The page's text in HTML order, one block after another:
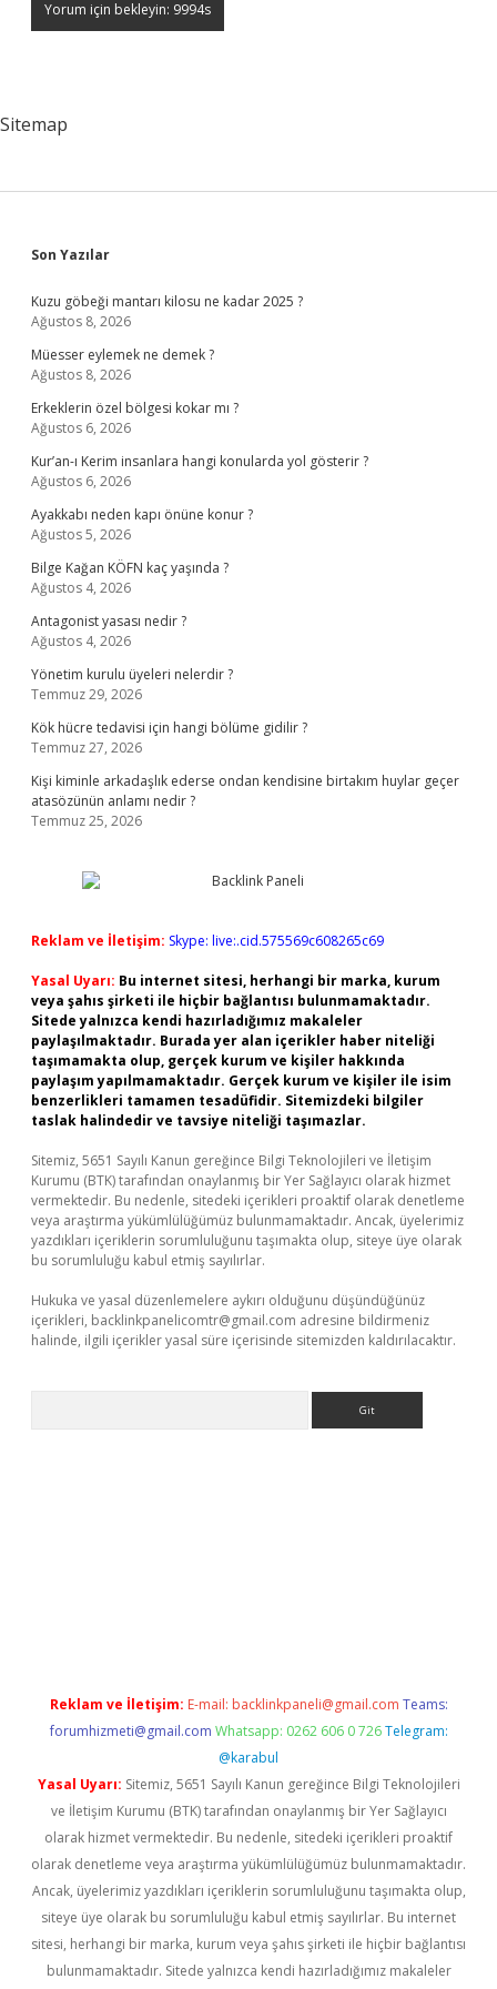
Sitemap
Sidebar
Son Yazılar
Kuzu göbeği mantarı kilosu ne kadar 2025 ?
Ağustos 8, 2026
Müesser eylemek ne demek ?
Ağustos 8, 2026
Erkeklerin özel bölgesi kokar mı ?
Ağustos 6, 2026
Kur’an-ı Kerim insanlara hangi konularda yol gösterir ?
Ağustos 6, 2026
Ayakkabı neden kapı önüne konur ?
Ağustos 5, 2026
Bilge Kağan KÖFN kaç yaşında ?
Ağustos 4, 2026
Antagonist yasası nedir ?
Ağustos 4, 2026
Yönetim kurulu üyeleri nelerdir ?
Temmuz 29, 2026
Kök hücre tedavisi için hangi bölüme gidilir ?
Temmuz 27, 2026
Kişi kiminle arkadaşlık ederse ondan kendisine birtakım huylar geçer
atasözünün anlamı nedir ?
Temmuz 25, 2026
Reklam ve İletişim: Skype: live:.cid.575569c608265c69
Yasal Uyarı: Bu internet sitesi, herhangi bir marka, kurum
veya şahıs şirketi ile hiçbir bağlantısı bulunmamaktadır.
Sitede yalnızca kendi hazırladığımız makaleler
paylaşılmaktadır. Burada yer alan içerikler haber niteliği
taşımamakta olup, gerçek kurum ve kişiler hakkında
paylaşım yapılmamaktadır. Gerçek kurum ve kişiler ile isim
benzerlikleri tamamen tesadüfidir. Sitemizdeki bilgiler
taslak halindedir ve tavsiye niteliği taşımazlar.
Sitemiz, 5651 Sayılı Kanun gereğince Bilgi Teknolojileri ve İletişim
Kurumu (BTK) tarafından onaylanmış bir Yer Sağlayıcı olarak hizmet
vermektedir. Bu nedenle, sitedeki içerikleri proaktif olarak denetleme
veya araştırma yükümlülüğümüz bulunmamaktadır. Ancak, üyelerimiz
yazdıkları içeriklerin sorumluluğunu taşımakta olup, siteye üye olarak
bu sorumluluğu kabul etmiş sayılırlar.
Hukuka ve yasal düzenlemelere aykırı olduğunu düşündüğünüz
içerikleri, backlinkpanelicomtr@gmail.com adresine bildirmeniz
halinde, ilgili içerikler yasal süre içerisinde sitemizden kaldırılacaktır.
Reklam ve İletişim: E-mail: backlinkpaneli@gmail.com Teams:
forumhizmeti@gmail.com Whatsapp: 0262 606 0 726 Telegram:
@karabul
Yasal Uyarı: Sitemiz, 5651 Sayılı Kanun gereğince Bilgi Teknolojileri
ve İletişim Kurumu (BTK) tarafından onaylanmış bir Yer Sağlayıcı
olarak hizmet vermektedir. Bu nedenle, sitedeki içerikleri proaktif
olarak denetleme veya araştırma yükümlülüğümüz bulunmamaktadır.
Ancak, üyelerimiz yazdıkları içeriklerin sorumluluğunu taşımakta olup,
siteye üye olarak bu sorumluluğu kabul etmiş sayılırlar. Bu internet
sitesi, herhangi bir marka, kurum veya şahıs şirketi ile hiçbir bağlantısı
bulunmamaktadır. Sitede yalnızca kendi hazırladığımız makaleler